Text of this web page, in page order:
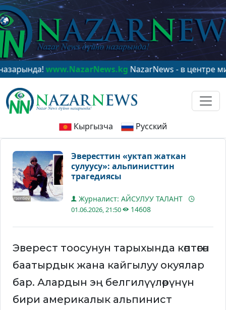
www.NazarNews.kgNazarNews - в центре
Кыргызча Русский
Эвересттин «уктап жаткан
сулуусу»: альпинисттин
трагедиясы
Журналист: АЙСУЛУУ ТАЛАНТ
01.06.2026, 21:50 14608
Эверест тоосунун тарыхында көптөгөн
баатырдык жана кайгылуу окуялар
бар. Алардын эң белгилүүлөрүнүн
бири америкалык альпинист